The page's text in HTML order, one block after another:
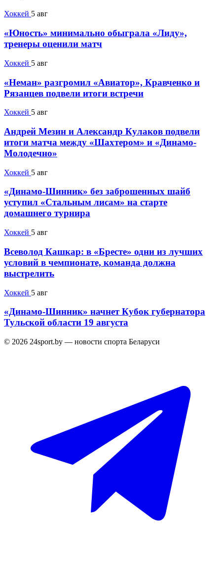
Хоккей 5 авг
«Юность» минимально обыграла «Лиду»,
тренеры оценили матч
Хоккей 5 авг
«Неман» разгромил «Авиатор», Кравченко и
Рязанцев подвели итоги встречи
Хоккей 5 авг
Андрей Мезин и Александр Кулаков подвели
итоги матча между «Шахтером» и «Динамо-
Молодечно»
Хоккей 5 авг
«Динамо-Шинник» без заброшенных шайб
уступил «Стальным лисам» на старте
домашнего турнира
Хоккей 5 авг
Всеволод Кашкар: в «Бресте» одни из лучших
условий в чемпионате, команда должна
выстрелить
Хоккей 5 авг
«Динамо-Шинник» начнет Кубок губернатора
Тульской области 19 августа
© 2026 24sport.by — новости спорта Беларуси